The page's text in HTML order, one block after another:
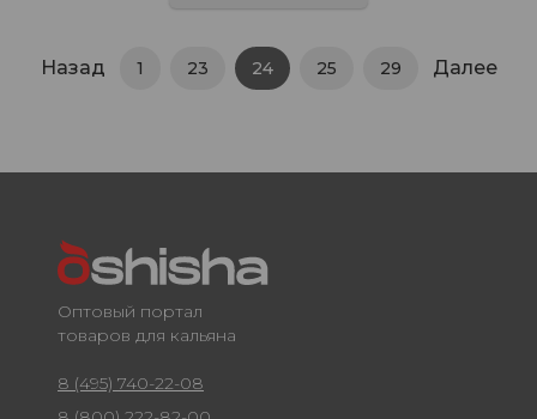
Назад 1 23 24 25 29 Далее
Оптовый портал
товаров для кальяна
8 (495) 740-22-08